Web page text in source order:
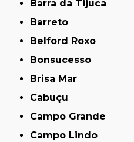
Barra da Tijuca
Barreto
Belford Roxo
Bonsucesso
Brisa Mar
Cabuçu
Campo Grande
Campo Lindo